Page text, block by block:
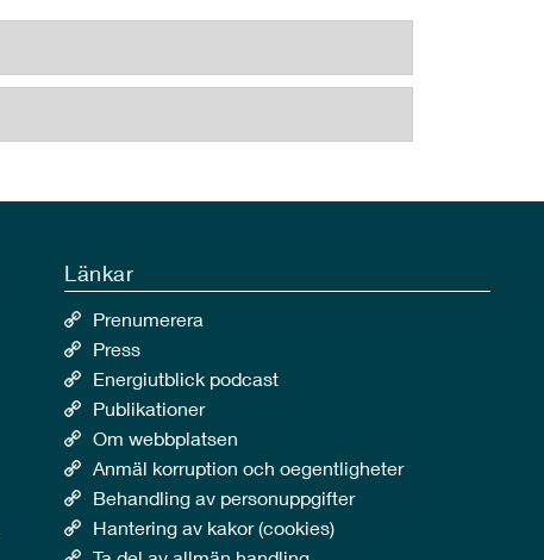
Länkar
Prenumerera
Press
Energiutblick podcast
Publikationer
Om webbplatsen
Anmäl korruption och oegentligheter
Behandling av personuppgifter
Hantering av kakor (cookies)